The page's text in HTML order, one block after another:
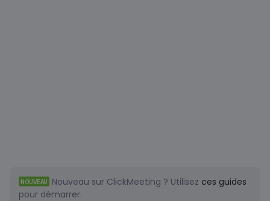
NOUVEAU Nouveau sur ClickMeeting ? Utilisez ces guides
pour démarrer.